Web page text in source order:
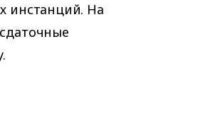
инстанций. На